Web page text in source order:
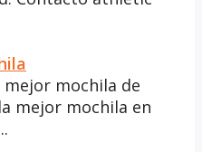
mejor mochila de
mejor mochila en